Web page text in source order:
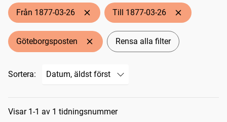
Från 1877-03-26 Till 1877-03-26
Göteborgsposten Rensa alla filter
Sortera:
Sökresultat
Visar 1-1 av 1 tidningsnummer